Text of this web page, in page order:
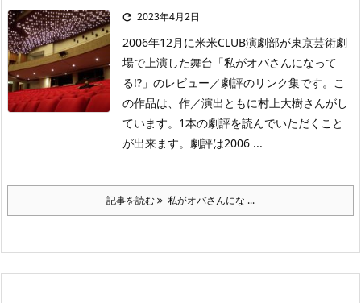
 2023年4月2日
2006年12月に米米CLUB演劇部が東京芸術劇
場で上演した舞台「私がオバさんになって
る!?」のレビュー／劇評のリンク集です。こ
の作品は、作／演出ともに村上大樹さんがし
ています。1本の劇評を読んでいただくこと
が出来ます。劇評は2006 ...
記事を読む 私がオバさんにな ...